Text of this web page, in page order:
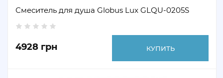
Смеситель для душа Globus Lux GLQU-0205S
4928 грн КУПИТЬ